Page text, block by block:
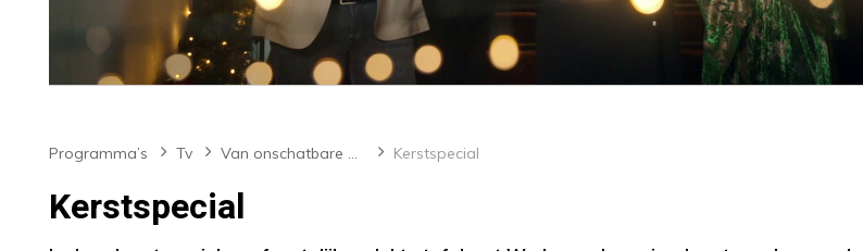
Programma’s Tv Van onschatbare waarde Kerstspecial
Kerstspecial